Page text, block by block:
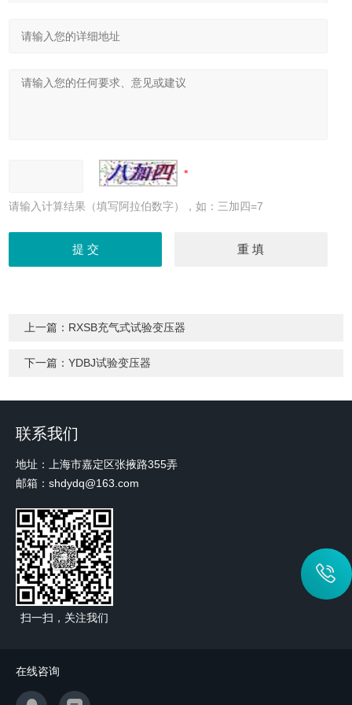
请输入计算结果（填写阿拉伯数字），如：三加四=7
上一篇： RXSB充气式试验变压器
下一篇：YDBJ试验变压器
联系我们
地址：上海市嘉定区张掖路355弄
邮箱：shdydq@163.com
扫一扫，关注我们
在线咨询